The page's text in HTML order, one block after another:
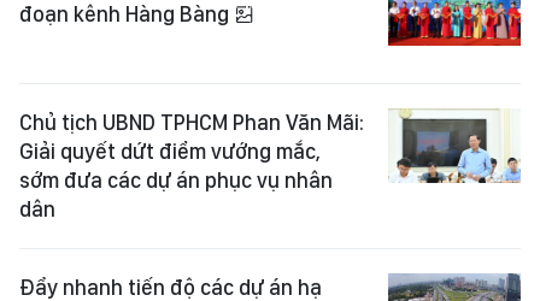
đoạn kênh Hàng Bàng
Chủ tịch UBND TPHCM Phan Văn Mãi:
Giải quyết dứt điểm vướng mắc,
sớm đưa các dự án phục vụ nhân
dân
Đẩy nhanh tiến độ các dự án hạ